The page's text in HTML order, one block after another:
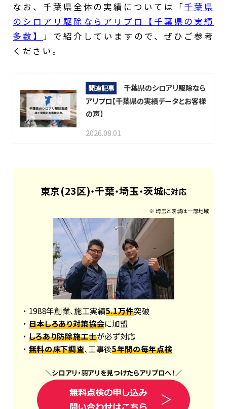
なお、千葉県全体の実績については「千葉県
のシロアリ駆除ならアリプロ【千葉県の実績
多数】 」で紹介していますので、ぜひご参考
ください。
関連記事
千葉県のシロアリ駆除なら
アリプロ【千葉県の実績データとお客様
の声】
2026.08.01
東京(23区)・千葉・埼玉・茨城に対応
※ 埼玉と茨城は一部地域
・ 1988年創業、施工実績5.1万件突破
・ 日本しろあり対策協会に加盟
・ しろあり防除施工士が必ず対応
・ 無料の床下調査、工事後5年間の毎年点検
＼シロアリ ・羽アリを見つけたらアリプロへ！ ／